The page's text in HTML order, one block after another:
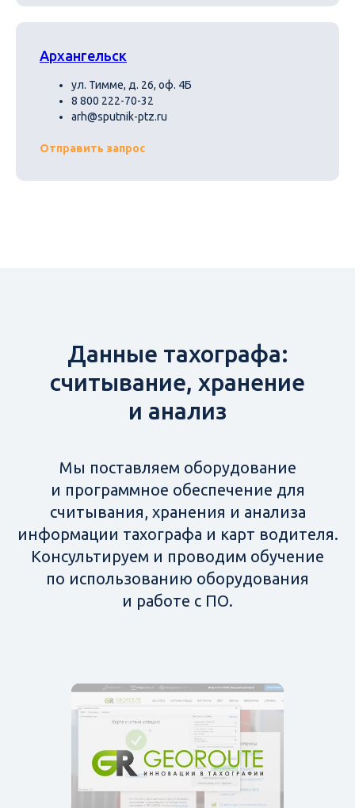
Архангельск
ул. Тимме, д. 26, оф. 4Б
8 800 222-70-32
arh@sputnik-ptz.ru
Отправить запрос
Данные тахографа:
считывание, хранение
и анализ
Мы поставляем оборудование
и программное обеспечение для
считывания, хранения и анализа
информации тахографа и карт водителя.
Консультируем и проводим обучение
по использованию оборудования
и работе с ПО.